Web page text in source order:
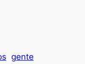
gente